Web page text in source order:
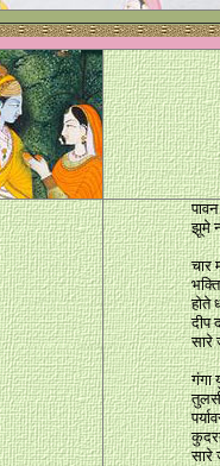
झूमे
चार
होते
दीप
सारे
गंगा
सारे